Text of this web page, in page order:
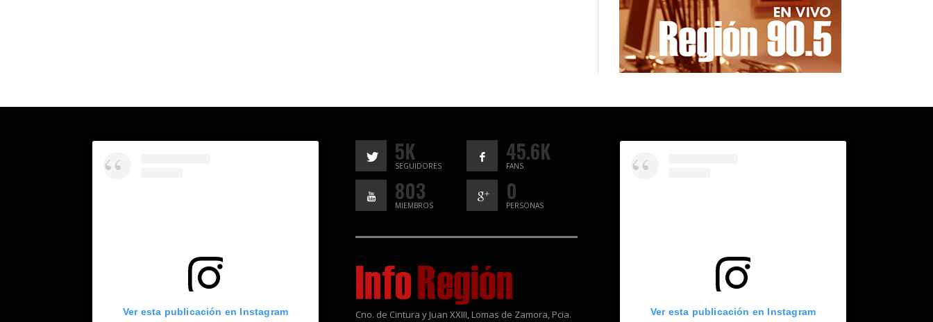
Ver esta publicación en Instagram
5K
SEGUIDORES
45.6K
FANS
803
MIEMBROS
0
PERSONAS
Cno. de Cintura y Juan XXIII, Lomas de Zamora, Pcia. Ver esta publicación en Instagram